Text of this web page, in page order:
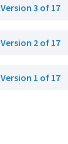
Version 3 of 17
Version 2 of 17
Version 1 of 17